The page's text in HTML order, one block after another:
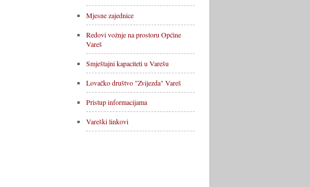
Mjesne zajednice
Redovi vožnje na prostoru Općine
Vareš
Smještajni kapaciteti u Varešu
Lovačko društvo "Zvijezda" Vareš
Pristup informacijama
Vareški linkovi